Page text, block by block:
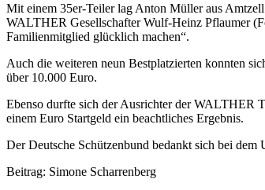
Mit einem 35er-Teiler lag Anton Müller aus
WALTHER Gesellschafter Wulf-Heinz Pflaumer
Familienmitglied glücklich machen“.
Auch die weiteren neun Bestplatzierten konnten
über 10.000 Euro.
Ebenso durfte sich der Ausrichter der WALTHER
einem Euro Startgeld ein beachtliches Ergebnis.
Der Deutsche Schützenbund bedankt sich bei
Beitrag: Simone Scharrenberg